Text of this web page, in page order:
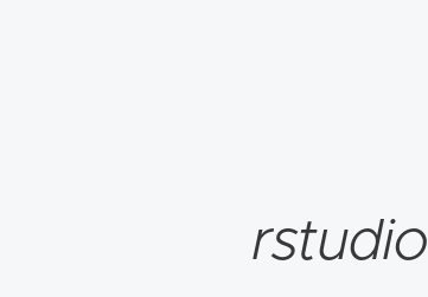
rstudio